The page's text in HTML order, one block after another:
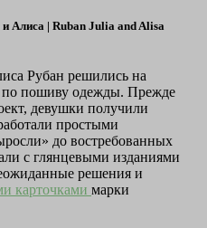
Алиса | Ruban Julia and Alisa
Рубан решились на
по пошиву одежды. Прежде
девушки получили
простыми
до востребованных
с глянцевыми изданиями
решения и
карточками марки